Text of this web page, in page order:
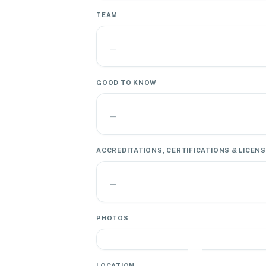
TEAM
—
GOOD TO KNOW
—
ACCREDITATIONS, CERTIFICATIONS &
—
PHOTOS